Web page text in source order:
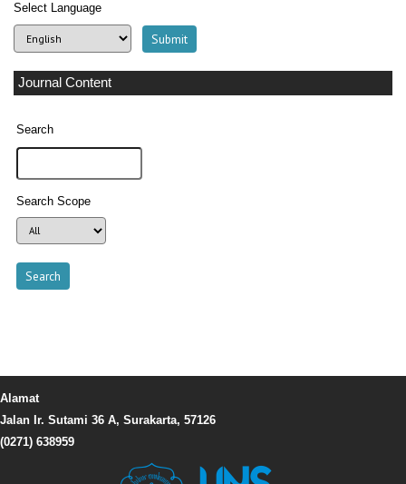
Select Language
Journal Content
Search
Search Scope
Alamat
Jalan Ir. Sutami 36 A, Surakarta, 57126
(0271) 638959